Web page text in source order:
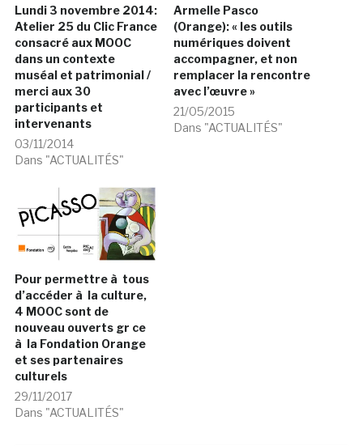
Lundi 3 novembre 2014:
Atelier 25 du Clic France
consacré aux MOOC
dans un contexte
muséal et patrimonial /
merci aux 30
participants et
intervenants
03/11/2014
Dans "ACTUALITÉS"
Armelle Pasco
(Orange): « les outils
numériques doivent
accompagner, et non
remplacer la rencontre
avec l’œuvre »
21/05/2015
Dans "ACTUALITÉS"
Pour permettre à tous
d’accéder à la culture,
4 MOOC sont de
nouveau ouverts gr ce
à la Fondation Orange
et ses partenaires
culturels
29/11/2017
Dans "ACTUALITÉS"